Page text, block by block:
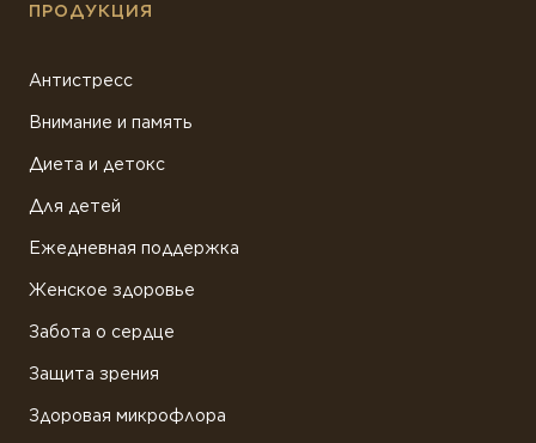
ПРОДУКЦИЯ
Антистресс
Внимание и память
Диета и детокс
Для детей
Ежедневная поддержка
Женское здоровье
Забота о сердце
Защита зрения
Здоровая микрофлора